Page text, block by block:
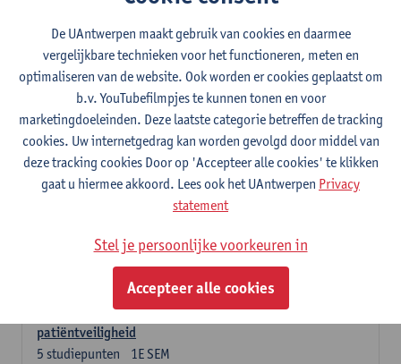
Caroline Masquillier Laura Mortelmans
Verplichte opleidingsonderdelen - Vroedvrouw
specialist
Leiderschap als regie van zorg: concepten en
vaardigheden
1E SEM
studiepunten
Lesgever(s):
Erik Franck
Sandrine Meynendonckx
Stijn Slootmans
Ines Vercalsteren
1E SEM
studiepunten
De professional als beheerder van kwaliteitszorg en
patiëntveiligheid
1E SEM
5 studiepunten
De UAntwerpen maakt gebruik van cookies en daarmee
vergelijkbare technieken voor het functioneren, meten en
optimaliseren van de website. Ook worden er cookies geplaatst om
b.v. YouTubefilmpjes te kunnen tonen en voor
marketingdoeleinden. Deze laatste categorie betreffen de tracking
cookies. Uw internetgedrag kan worden gevolgd door middel van
deze tracking cookies Door op 'Accepteer alle cookies' te klikken
gaat u hiermee akkoord. Lees ook het UAntwerpen Privacy
statement
Stel je persoonlijke voorkeuren in
Accepteer alle cookies